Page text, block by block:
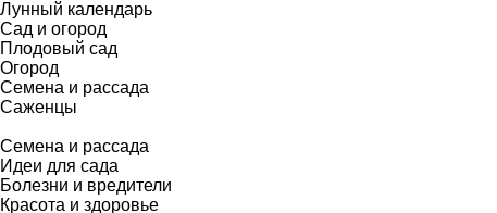
Лунный календарь
Сад и огород
Плодовый сад
Огород
Семена и рассада
Саженцы
Семена и рассада
Идеи для сада
Болезни и вредители
Красота и здоровье